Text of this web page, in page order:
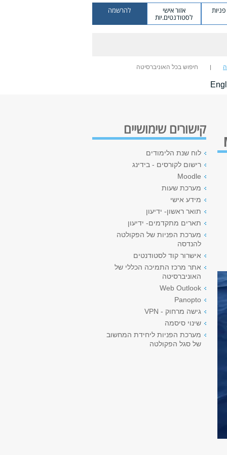
אזור אישי
לסטודנטים.יות
להרשמה
חיפוש בכל האוניברסיטה
קישורים שימושיים
לוח שנת הלימודים
רישום לקורסים - בידינג
Moodle
מערכת שעות
מידע אישי
תואר ראשון- ידיעון
תארים מתקדמים- ידיעון
מערכת הפניות של הפקולטה
להנדסה
אישרור קוד לסטודנטים
אתר מרכז התמיכה הכללי של
האוניברסיטה
Web Outlook
Panopto
גישה מרחוק - VPN
שינוי סיסמה
מערכת הפניות ליחידת המחשוב
של סגל הפקולטה